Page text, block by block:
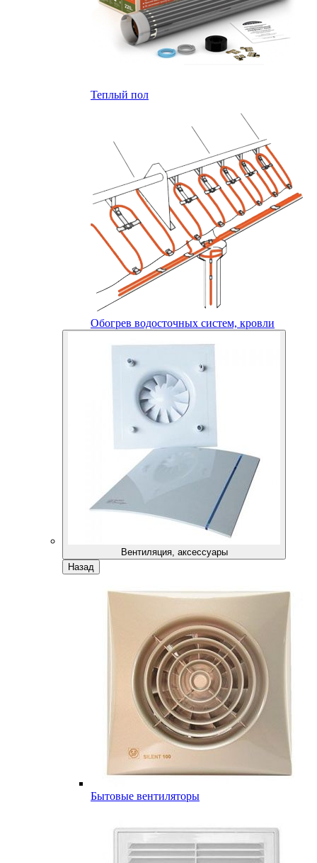
Теплый пол
Обогрев водосточных систем, кровли
Вентиляция, аксессуары
Назад
Бытовые вентиляторы